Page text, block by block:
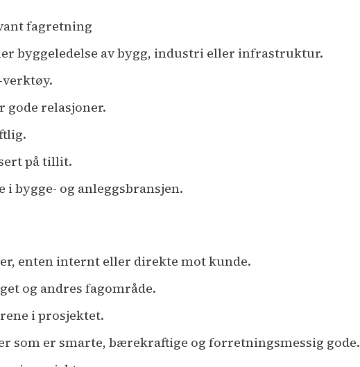
fagretning
byggeledelse av bygg, industri eller infrastruktur.
verktøy.
gode relasjoner.
på tillit.
bygge- og anleggsbransjen.
enten internt eller direkte mot kunde.
og andres fagområde.
i prosjektet.
som er smarte, bærekraftige og forretningsmessig gode.